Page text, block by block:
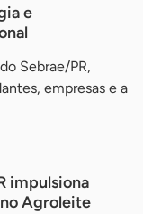
e
Sebrae/PR,
empresas e a
impulsiona
Agroleite